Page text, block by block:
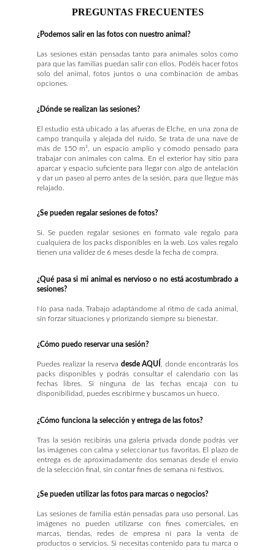
PREGUNTAS FRECUENTES
¿Podemos salir en las fotos con nuestro animal?
Las sesiones están pensadas tanto para animales solos como
para que las familias puedan salir con ellos. Podéis hacer fotos
solo del animal, fotos juntos o una combinación de ambas
opciones.
¿Dónde se realizan las sesiones?
El estudio está ubicado a las afueras de Elche, en una zona de
campo tranquila y alejada del ruido. Se trata de una nave de
más de 150 m², un espacio amplio y cómodo pensado para
trabajar con animales con calma. En el exterior hay sitio para
aparcar y espacio suficiente para llegar con algo de antelación
y dar un paseo al perro antes de la sesión, para que llegue más
relajado.
¿Cómo puedo reservar una sesión?
Puedes realizar la reserva desde AQUÍ
, donde encontrarás los
packs disponibles y podrás consultar el calendario con las
fechas libres. Si ninguna de las fechas encaja con tu
disponibilidad, puedes escribirme y buscamos un hueco.
¿Cómo funciona la selección y entrega de las fotos?
Tras la sesión recibirás una galería privada donde podrás ver
las imágenes con calma y seleccionar tus favoritas. El plazo de
entrega es de aproximadamente dos semanas desde el envío
de la selección final, sin contar fines de semana ni festivos.
¿Se pueden regalar sesiones de fotos?
Sí. Se pueden regalar sesiones en formato vale regalo para
cualquiera de los packs disponibles en la web. Los vales regalo
tienen una validez de 6 meses desde la fecha de compra.
¿Qué pasa si mi animal es nervioso o no está acostumbrado a
sesiones?
No pasa nada. Trabajo adaptándome al ritmo de cada animal,
sin forzar situaciones y priorizando siempre su bienestar.
¿Se pueden utilizar las fotos para marcas o negocios?
Las sesiones de familia están pensadas para uso personal. Las
imágenes no pueden utilizarse con fines comerciales, en
marcas, tiendas, redes de empresa ni para la venta de
productos o servicios. Si necesitas contenido para tu marca o